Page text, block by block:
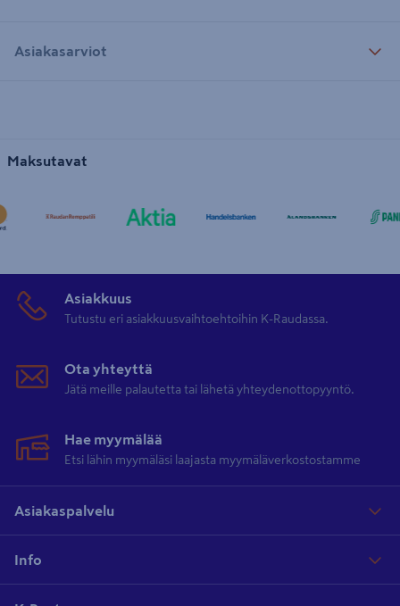
Asiakasarviot
Maksutavat
Asiakkuus
Tutustu eri asiakkuusvaihtoehtoihin K-Raudassa.
Ota yhteyttä
Jätä meille palautetta tai lähetä yhteydenottopyyntö.
Hae myymälää
Etsi lähin myymäläsi laajasta myymäläverkostostamme
Asiakaspalvelu
Info